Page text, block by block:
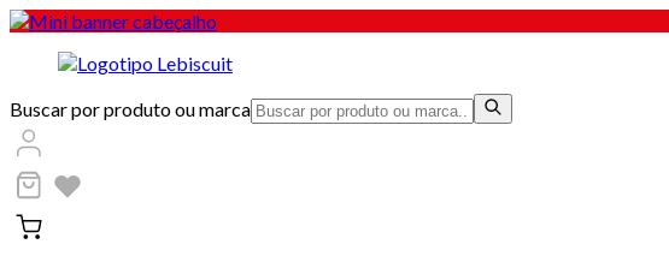
Buscar por produto ou marca